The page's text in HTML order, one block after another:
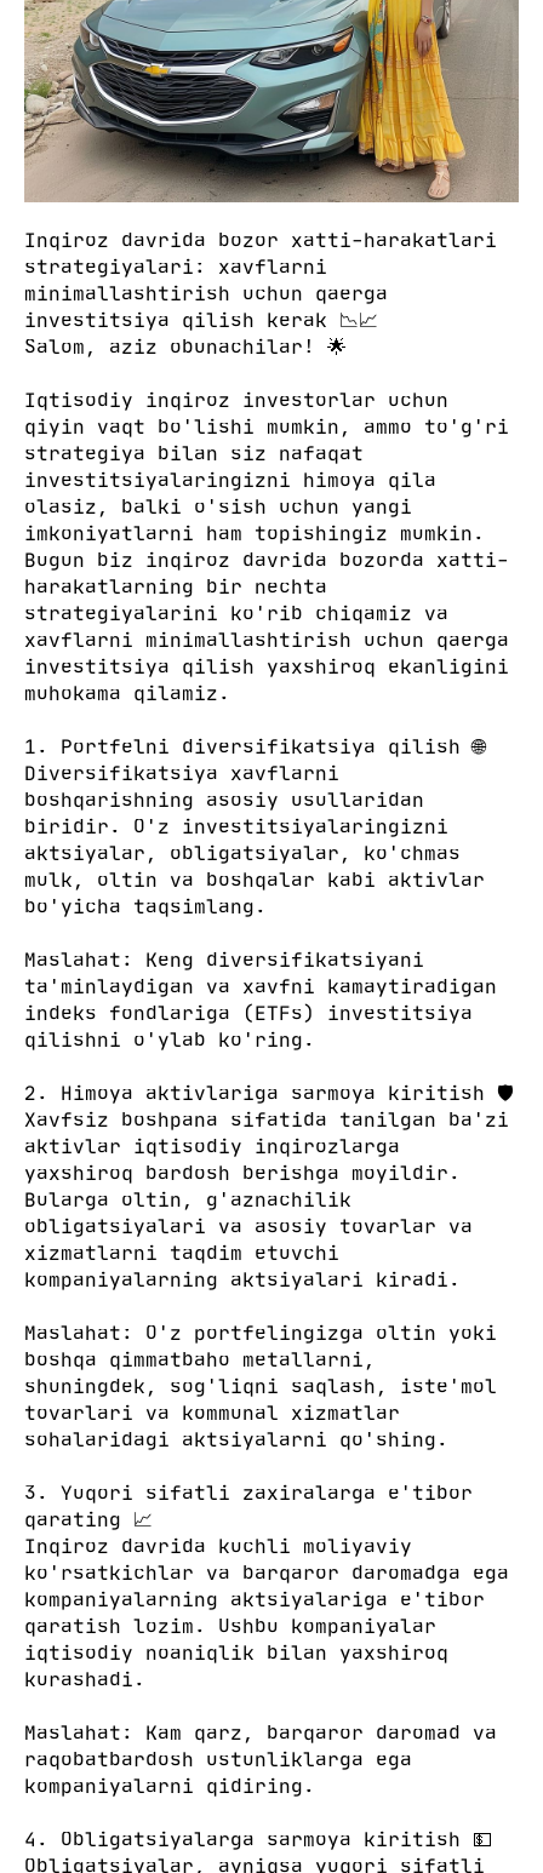
Inqiroz davrida bozor xatti-harakatlari
strategiyalari: xavflarni
minimallashtirish uchun qaerga
investitsiya qilish kerak 📉📈
Salom, aziz obunachilar! 🌟
Iqtisodiy inqiroz investorlar uchun
qiyin vaqt bo'lishi mumkin, ammo to'g'ri
strategiya bilan siz nafaqat
investitsiyalaringizni himoya qila
olasiz, balki o'sish uchun yangi
imkoniyatlarni ham topishingiz mumkin.
Bugun biz inqiroz davrida bozorda xatti-
harakatlarning bir nechta
strategiyalarini ko'rib chiqamiz va
xavflarni minimallashtirish uchun qaerga
investitsiya qilish yaxshiroq ekanligini
muhokama qilamiz.
1. Portfelni diversifikatsiya qilish 🌐
Diversifikatsiya xavflarni
boshqarishning asosiy usullaridan
biridir. O'z investitsiyalaringizni
aktsiyalar, obligatsiyalar, ko'chmas
mulk, oltin va boshqalar kabi aktivlar
bo'yicha taqsimlang.
Maslahat: Keng diversifikatsiyani
ta'minlaydigan va xavfni kamaytiradigan
indeks fondlariga (ETFs) investitsiya
qilishni o'ylab ko'ring.
2. Himoya aktivlariga sarmoya kiritish 🛡️
Xavfsiz boshpana sifatida tanilgan ba'zi
aktivlar iqtisodiy inqirozlarga
yaxshiroq bardosh berishga moyildir.
Bularga oltin, g'aznachilik
obligatsiyalari va asosiy tovarlar va
xizmatlarni taqdim etuvchi
kompaniyalarning aktsiyalari kiradi.
Maslahat: O'z portfelingizga oltin yoki
boshqa qimmatbaho metallarni,
shuningdek, sog'liqni saqlash, iste'mol
tovarlari va kommunal xizmatlar
sohalaridagi aktsiyalarni qo'shing.
3. Yuqori sifatli zaxiralarga e'tibor
qarating 📈
Inqiroz davrida kuchli moliyaviy
ko'rsatkichlar va barqaror daromadga ega
kompaniyalarning aktsiyalariga e'tibor
qaratish lozim. Ushbu kompaniyalar
iqtisodiy noaniqlik bilan yaxshiroq
kurashadi.
Maslahat: Kam qarz, barqaror daromad va
raqobatbardosh ustunliklarga ega
kompaniyalarni qidiring.
4. Obligatsiyalarga sarmoya kiritish 💵
Obligatsiyalar, ayniqsa yuqori sifatli